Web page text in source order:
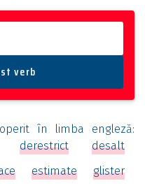
în limba engleză:
derestrict
desalt
estimate
glister